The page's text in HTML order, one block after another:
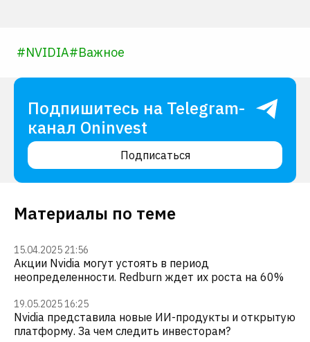
#NVIDIA#Важное
Подпишитесь на Telegram-
канал Oninvest
Подписаться
Материалы по теме
15.04.2025 21:56
Акции Nvidia могут устоять в период
неопределенности. Redburn ждет их роста на 60%
19.05.2025 16:25
Nvidia представила новые ИИ-продукты и открытую
платформу. За чем следить инвесторам?